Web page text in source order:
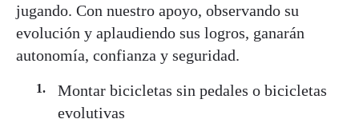
jugando. Con nuestro apoyo, observando su
evolución y aplaudiendo sus logros, ganarán
autonomía, confianza y seguridad.
Montar bicicletas sin pedales o bicicletas
evolutivas